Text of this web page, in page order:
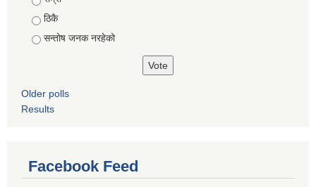
ठिकै
सन्तोष जनक नरहेको
Older polls
Results
Facebook Feed